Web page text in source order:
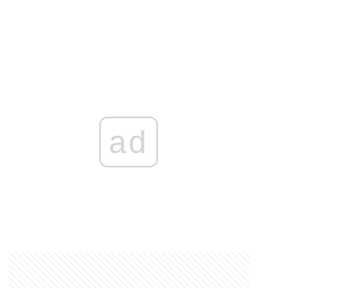
ad